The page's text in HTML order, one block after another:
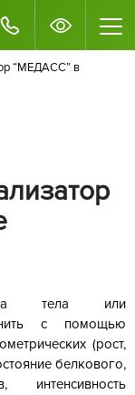
“МЕДАСС” в
тела или
с помощью
(рост,
белкового,